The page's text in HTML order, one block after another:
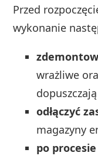
Przed
wykonanie
wrażliwe
odłączyć
magazyny
po